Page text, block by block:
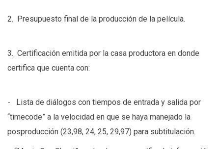
2. Presupuesto final de la producción de la película.
3. Certificación emitida por la casa productora en donde
certifica que cuenta con:
- Lista de diálogos con tiempos de entrada y salida por
“timecode” a la velocidad en que se haya manejado la
posproducción (23,98, 24, 25, 29,97) para subtitulación.